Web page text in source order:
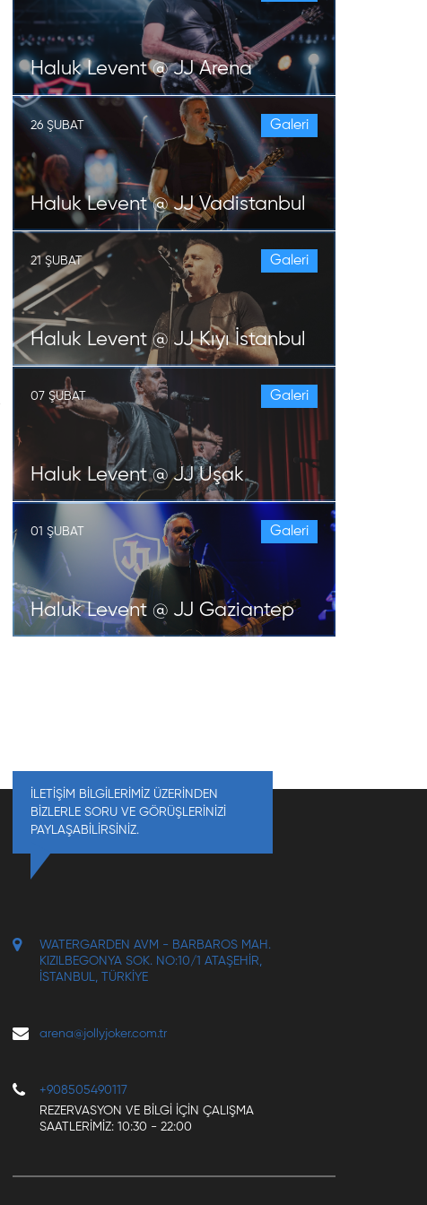
Haluk Levent @ JJ Arena
26 ŞUBAT Galeri
Haluk Levent @ JJ Vadistanbul
21 ŞUBAT Galeri
Haluk Levent @ JJ Kıyı İstanbul
07 ŞUBAT Galeri
Haluk Levent @ JJ Uşak
01 ŞUBAT Galeri
Haluk Levent @ JJ Gaziantep
İLETİŞİM BİLGİLERİMİZ ÜZERİNDEN
BİZLERLE SORU VE GÖRÜŞLERİNİZİ
PAYLAŞABİLİRSİNİZ.
WATERGARDEN AVM - BARBAROS MAH.
KIZILBEGONYA SOK. NO:10/1 ATAŞEHIR,
İSTANBUL, TÜRKIYE
arena@jollyjoker.com.tr
+908505490117
REZERVASYON VE BILGI IÇIN ÇALIŞMA
SAATLERIMIZ: 10:30 - 22:00